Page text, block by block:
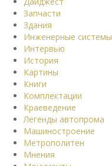
Запчасти
Здания
Инженерные системы
Интервью
История
Картины
Книги
Комплектации
Краеведение
Легенды автопрома
Машиностроение
Метрополитен
Мнения